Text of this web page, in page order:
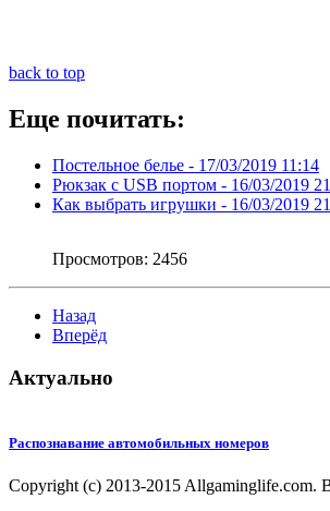
back to top
Еще почитать:
Постельное белье - 17/03/2019 11:14
Рюкзак с USB портом - 16/03/2019
Как выбрать игрушки - 16/03/2019
Просмотров: 2456
Назад
Вперёд
Актуально
Распознавание автомобильных номеров
Copyright (c) 2013-2015 Allgaminglife.com.